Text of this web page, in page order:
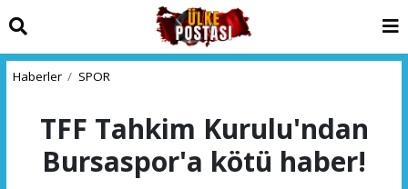
Haberler SPOR
TFF Tahkim Kurulu'ndan
Bursaspor'a kötü haber!